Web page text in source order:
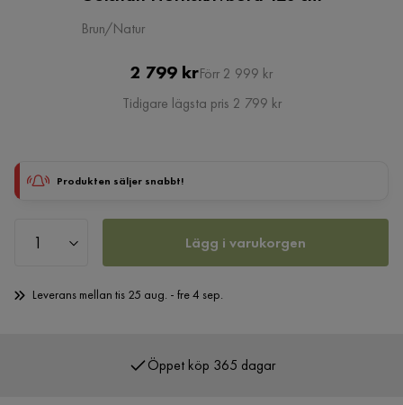
Brun/Natur
Pris
2 799 krOriginal
Pris
Förr 2 999 kr
Tidigare lägsta pris 2 799 kr
Produkten säljer snabbt!
Lägg i varukorgen
Leverans mellan tis 25 aug. - fre 4 sep.
Över 400 000 nöjda kunder